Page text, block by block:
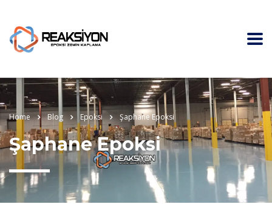
Home Blog Epoksi Şaphane Epoksi
Şaphane Epoksi